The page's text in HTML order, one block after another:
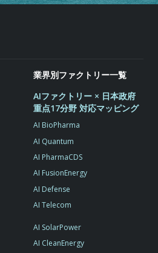
業界別ファクトリー一覧
AIファクトリー × 日本政府
重点17分野 対応マッピング
AI BioPharma
AI Quantum
AI PharmaCDS
AI FusionEnergy
AI Defense
AI Telecom
AI SolarPower
AI CleanEnergy